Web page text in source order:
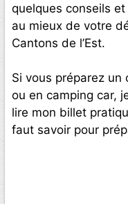
quelques conseils
au mieux de votre
Cantons de l’Est.
Si vous préparez un
ou en camping car,
lire mon billet
faut savoir pour